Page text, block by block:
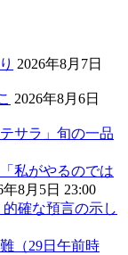
2026年8月7日
2026年8月6日
サラ」旬の一品
私がやるのでは
年8月5日 23:00
確な預言の示し
（29日午前時